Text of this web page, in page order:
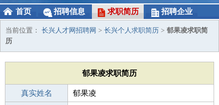
首页 招聘信息 求职简历 招聘企业
当前位置： 长兴人才网招聘网 > 长兴个人求职简历 > 郁果凌求职简
历
郁果凌求职简历
真实姓名 郁果凌